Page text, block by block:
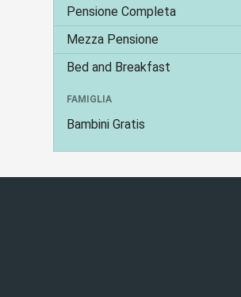
Pensione Completa
Mezza Pensione
Bed and Breakfast
FAMIGLIA
Bambini Gratis